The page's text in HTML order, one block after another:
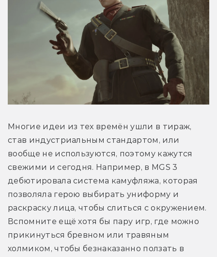
Многие идеи из тех времён ушли в тираж,
став индустриальным стандартом, или
вообще не используются, поэтому кажутся
свежими и сегодня. Например, в MGS 3
дебютировала система камуфляжа, которая
позволяла герою выбирать униформу и
раскраску лица, чтобы слиться с окружением.
Вспомните ещё хотя бы пару игр, где можно
прикинуться бревном или травяным
холмиком, чтобы безнаказанно ползать в